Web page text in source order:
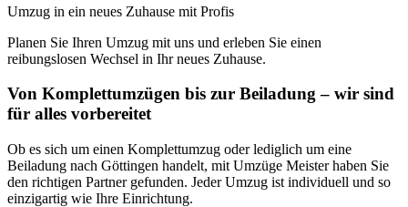
Umzug in ein neues Zuhause mit Profis
Planen Sie Ihren Umzug mit uns und erleben Sie einen
reibungslosen Wechsel in Ihr neues Zuhause.
Von Komplettumzügen bis zur Beiladung – wir sind
für alles vorbereitet
Ob es sich um einen Komplettumzug oder lediglich um eine
Beiladung nach Göttingen handelt, mit Umzüge Meister haben Sie
den richtigen Partner gefunden. Jeder Umzug ist individuell und so
einzigartig wie Ihre Einrichtung.